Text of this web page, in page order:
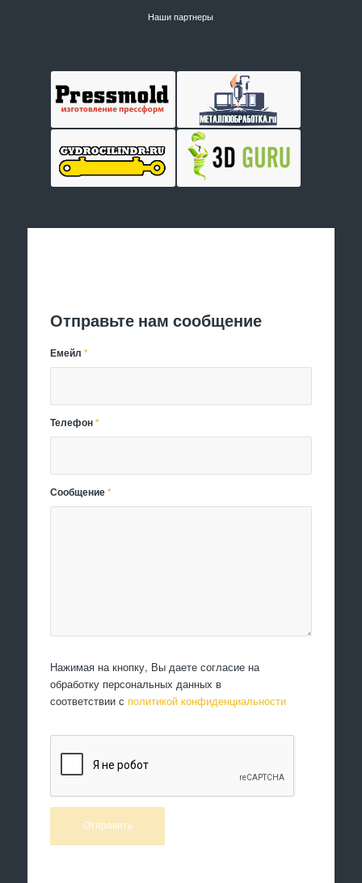
Наши партнеры
Отправьте нам сообщение
Емейл*
Телефон*
Сообщение*
Нажимая на кнопку, Вы даете согласие на
обработку персональных данных в
соответствии с политикой конфиденциальности